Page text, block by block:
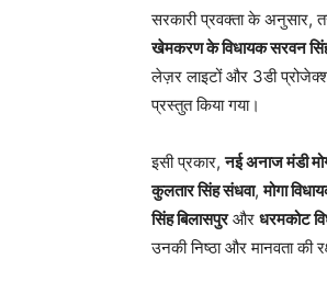
सरकारी प्रवक्ता के अनुसार,
खेमकरण के विधायक सरवन
लेज़र लाइटों और 3डी
प्रस्तुत किया गया।
इसी प्रकार,नई अनाज मंडी
कुलतार सिंह संधवा,मोगा
सिंह बिलासपुरऔर धरमकोट
उनकी निष्ठा और मानवता की